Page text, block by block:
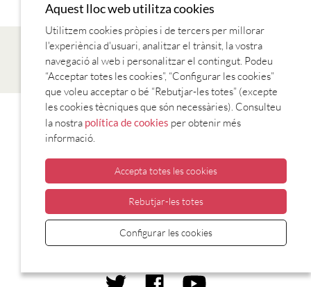
CANÇONS LECTURES REVISTES SÈRIES TVTV I RÀDIO
CONSORCI PER A LA NORMALITZACIÓ
LINGÜÍSTICA
Aquest lloc web utilitza cookies
Utilitzem cookies pròpies i de tercers per millorar
l'experiència d'usuari, analitzar el trànsit, la vostra
navegació al web i personalitzar el contingut. Podeu
“Acceptar totes les cookies”, “Configurar les cookies”
que voleu acceptar o bé “Rebutjar-les totes” (excepte
les cookies tècniques que són necessàries). Consulteu
la nostra política de cookies per obtenir més
informació.
Accepta totes les cookies
Rebutjar-les totes
Configurar les cookies